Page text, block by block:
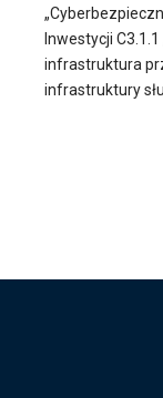
Inwestycji
infrastruktura
infrastruktury